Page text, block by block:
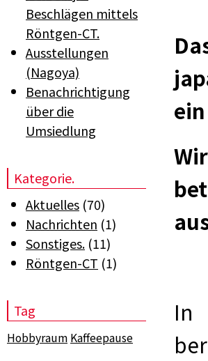
In
Beschlägen mittels
Röntgen-CT.
Ausstellungen
(Nagoya)
Benachrichtigung
über die
Umsiedlung
Kategorie.
Aktuelles (70)
Nachrichten (1)
Sonstiges. (11)
Röntgen-CT (1)
Tag
Hobbyraum Kaffeepause